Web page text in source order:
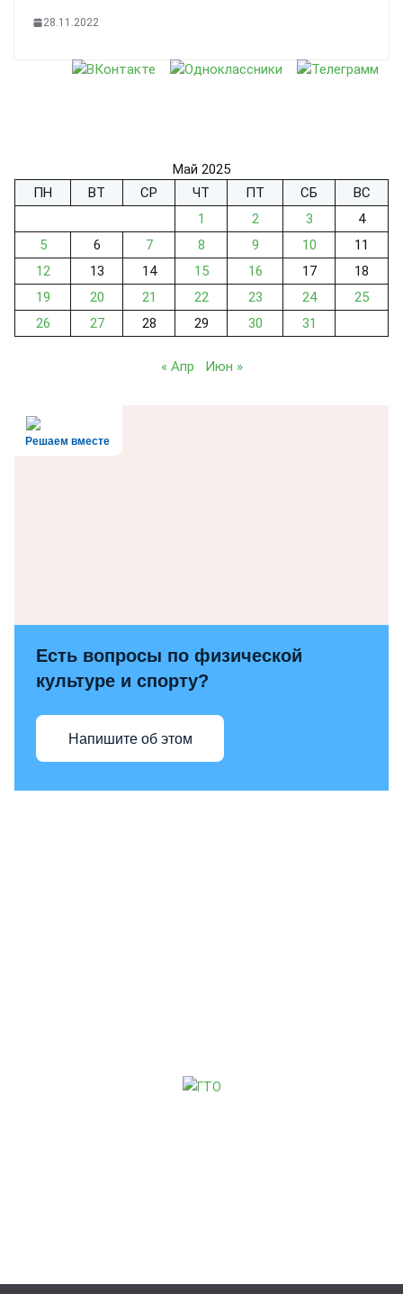
28.11.2022
Май 2025
ПН
ВТ СР ЧТ ПТ СБ
ВС
1
2 3
4
5
6 7 8 9 10
11
12
13 14 15 16 17
18
19
20 21 22 23 24
25
26
27 28 29 30 31
« Апр Июн »
Решаем вместе
Есть вопросы по физической
культуре и спорту?
Напишите об этом